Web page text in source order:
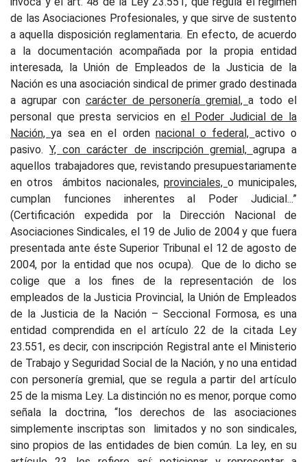
de las Asociaciones Profesionales, y que sirve de sustento
a aquella disposición reglamentaria. En efecto, de acuerdo
a la documentación acompañada por la propia entidad
interesada, la Unión de Empleados de la Justicia de la
Nación es una asociación sindical de primer grado destinada
a agrupar con carácter de personería gremial,a todo el
personal que presta servicios en el Poder Judicial de la
Nación,ya sea en el orden nacional o federal, activo o
pasivo.Y, con carácter de inscripción gremial, agrupa a
aquellos trabajadores que, revistando presupuestariamente
en otros
ámbitos nacionales, provinciales, o municipales,
cumplan funciones inherentes al Poder Judicial...”
(Certificación expedida por la Dirección Nacional de
Asociaciones Sindicales, el 19 de Julio de 2004 y que fuera
presentada ante éste Superior Tribunal el 12 de agosto de
2004, por la entidad que nos ocupa).
Que de lo dicho se
colige que a los fines de la representación de los
empleados de la Justicia Provincial, la Unión de Empleados
de la Justicia de la Nación – Seccional Formosa, es una
entidad comprendida en el artículo 22 de la citada Ley
23.551, es decir, con inscripción Registral ante el Ministerio
de Trabajo y Seguridad Social de la Nación, y no una entidad
con personería gremial, que se regula a partir del artículo
25 de la misma Ley. La distinción no es menor, porque como
señala la doctrina, “los derechos de las asociaciones
simplemente inscriptas son
limitados y no son sindicales,
sino propios de las entidades de bien común. La ley, en su